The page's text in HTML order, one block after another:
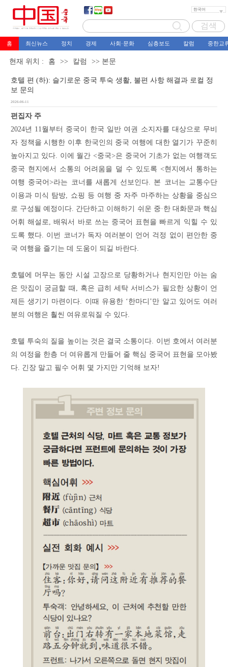
홈 최신뉴스 정치 경제 사회·문화 심층보도 칼럼 중한교
현재 위치 : 홈 >> 칼럼 >> 본문
호텔 편 (하): 슬기로운 중국 투숙 생활, 불편 사항 해결과 로컬 정
보 문의
2026-06-11
편집자 주
2024년 11월부터 중국이 한국 일반 여권 소지자를 대상으로 무비
자 정책을 시행한 이후 한국인의 중국 여행에 대한 열기가 꾸준히
높아지고 있다. 이에 월간 <중국>은 중국어 기초가 없는 여행객도
중국 현지에서 소통의 어려움을 덜 수 있도록 <현지에서 통하는
여행 중국어>라는 코너를 새롭게 선보인다. 본 코너는 교통수단
이용과 미식 탐방, 쇼핑 등 여행 중 자주 마주하는 상황을 중심으
로 구성될 예정이다. 간단하고 이해하기 쉬운 중·한 대화문과 핵심
어휘 해설로, 배워서 바로 쓰는 중국어 표현을 빠르게 익힐 수 있
도록 했다. 이번 코너가 독자 여러분이 언어 걱정 없이 편안한 중
국 여행을 즐기는 데 도움이 되길 바란다.
호텔에 머무는 동안 시설 고장으로 당황하거나 현지인만 아는 숨
은 맛집이 궁금할 때, 혹은 급히 세탁 서비스가 필요한 상황이 언
제든 생기기 마련이다. 이때 유용한 ‘한마디’만 알고 있어도 여러
분의 여행은 훨씬 여유로워질 수 있다.
호텔 투숙의 질을 높이는 것은 결국 소통이다. 이번 호에서 여러분
의 여정을 한층 더 여유롭게 만들어 줄 핵심 중국어 표현을 모아봤
다. 긴장 말고 필수 어휘 몇 가지만 기억해 보자!